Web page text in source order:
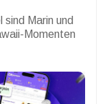
Marin und
Momenten